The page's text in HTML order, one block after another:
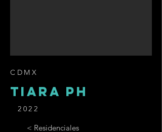
CDMX
TIARA PH
2022
< Residenciales